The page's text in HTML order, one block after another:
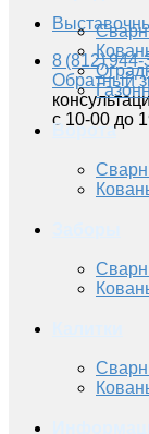
8 (812) 944-
Обратный
с 10-00 до
Ворота